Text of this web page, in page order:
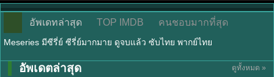
อัพเดทล่าสุด TOP IMDB คนชอบมากที่สุด
Meseries มีซีรี่ย์ ซีรี่ย์มากมาย ดูจบแล้ว ซับไทย พากย์ไทย
อัพเดตล่าสุด ดูทั้งหมด »
พากย์ไทย
พากย์ไทย/ซับ
พากย์ไทย/ซับ